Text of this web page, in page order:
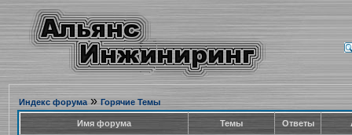
Индекс форума» Горячие Темы
Имя форума Темы Ответы